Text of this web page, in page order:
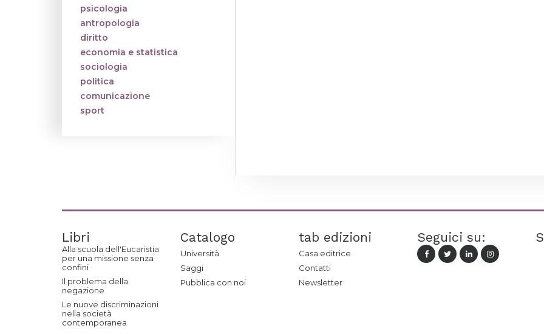
psicologia
antropologia
diritto
economia e statistica
sociologia
politica
comunicazione
sport
Libri
Alla scuola dell'Eucaristia
per una missione senza
confini
Il problema della
negazione
Le nuove discriminazioni
nella società
contemporanea
Catalogo
Università
Saggi
Pubblica con noi
tab edizioni
Casa editrice
Contatti
Newsletter
Seguici su: